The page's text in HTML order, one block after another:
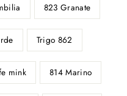
823 Granate
Trigo 862
mink 814 Marino